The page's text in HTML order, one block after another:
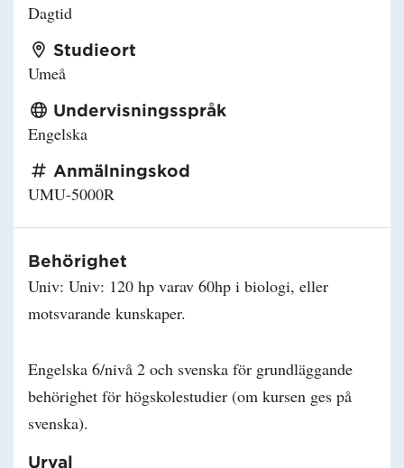
Dagtid
Studieort
Umeå
Undervisningsspråk
Engelska
Anmälningskod
UMU-5000R
Behörighet
Univ: Univ: 120 hp varav 60hp i biologi, eller
motsvarande kunskaper.
Engelska 6/nivå 2 och svenska för grundläggande
behörighet för högskolestudier (om kursen ges på
svenska).
Urval